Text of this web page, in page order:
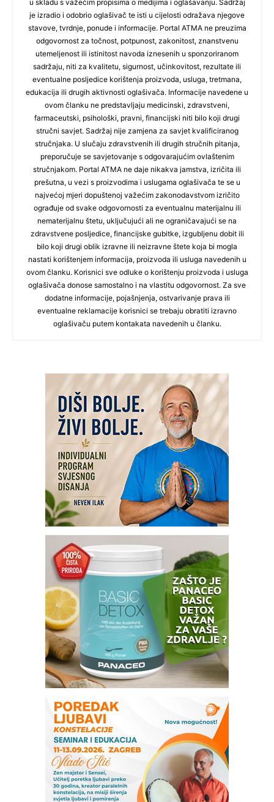
u skladu s važećim propisima o medijima i oglašavanju. Sadržaj
je izradio i odobrio oglašivač te isti u cijelosti odražava njegove
stavove, tvrdnje, ponude i informacije. Portal ATMA ne preuzima
odgovornost za točnost, potpunost, zakonitost, znanstvenu
utemeljenost ili istinitost navoda iznesenih u sponzoriranom
sadržaju, niti za kvalitetu, sigurnost, učinkovitost, rezultate ili
eventualne posljedice korištenja proizvoda, usluga, tretmana,
edukacija ili drugih aktivnosti oglašivača. Informacije navedene u
ovom članku ne predstavljaju medicinski, zdravstveni,
farmaceutski, psihološki, pravni, financijski niti bilo koji drugi
stručni savjet. Sadržaj nije zamjena za savjet kvalificiranog
stručnjaka. U slučaju zdravstvenih ili drugih stručnih pitanja,
preporučuje se savjetovanje s odgovarajućim ovlaštenim
stručnjakom. Portal ATMA ne daje nikakva jamstva, izričita ili
prešutna, u vezi s proizvodima i uslugama oglašivača te se u
najvećoj mjeri dopuštenoj važećim zakonodavstvom izričito
ograđuje od svake odgovornosti za eventualnu materijalnu ili
nematerijalnu štetu, uključujući ali ne ograničavajući se na
zdravstvene posljedice, financijske gubitke, izgubljenu dobit ili
bilo koji drugi oblik izravne ili neizravne štete koja bi mogla
nastati korištenjem informacija, proizvoda ili usluga navedenih u
ovom članku. Korisnici sve odluke o korištenju proizvoda i usluga
oglašivača donose samostalno i na vlastitu odgovornost. Za sve
dodatne informacije, pojašnjenja, ostvarivanje prava ili
eventualne reklamacije korisnici se trebaju obratiti izravno
oglašivaču putem kontakata navedenih u članku.